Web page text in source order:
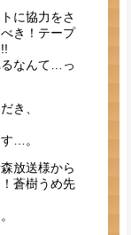
に協力をさ
き！テープ
るなんて…っ
き、
…。
放送様から
蒼樹うめ先